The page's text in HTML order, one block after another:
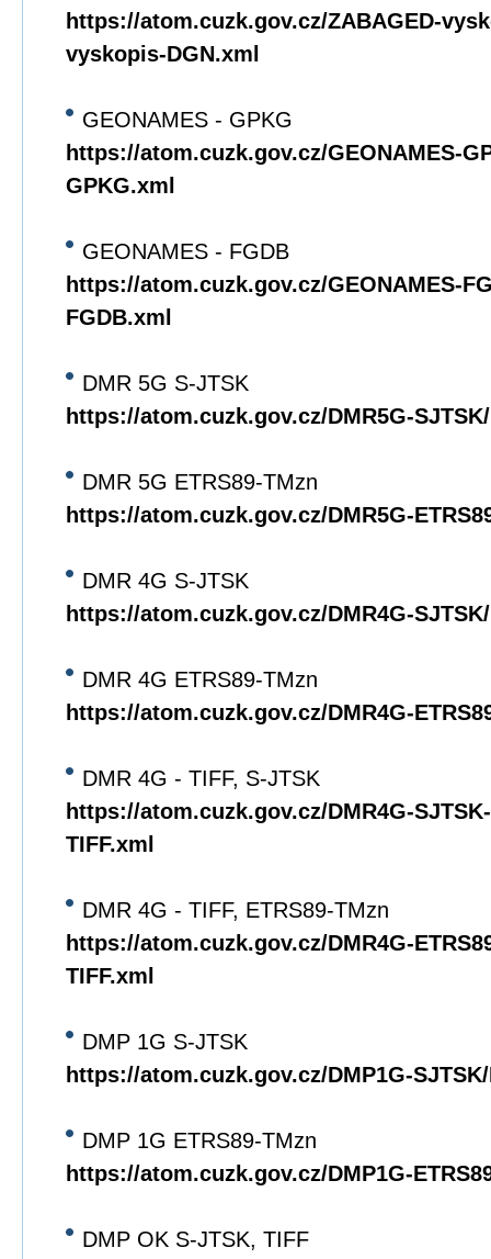
https://atom.cuzk.gov.cz/ZABAGED-
vyskopis-DGN.xml
GEONAMES - GPKG
https://atom.cuzk.gov.cz/GEONAMES-
GPKG.xml
GEONAMES - FGDB
https://atom.cuzk.gov.cz/GEONAMES-
FGDB.xml
DMR 5G S-JTSK
https://atom.cuzk.gov.cz/DMR5G-
DMR 5G ETRS89-TMzn
https://atom.cuzk.gov.cz/DMR5G-
DMR 4G S-JTSK
https://atom.cuzk.gov.cz/DMR4G-
DMR 4G ETRS89-TMzn
https://atom.cuzk.gov.cz/DMR4G-
DMR 4G - TIFF, S-JTSK
https://atom.cuzk.gov.cz/DMR4G-
TIFF.xml
DMR 4G - TIFF, ETRS89-TMzn
https://atom.cuzk.gov.cz/DMR4G-
TIFF.xml
DMP 1G S-JTSK
https://atom.cuzk.gov.cz/DMP1G-
DMP 1G ETRS89-TMzn
https://atom.cuzk.gov.cz/DMP1G-
DMP OK S-JTSK, TIFF